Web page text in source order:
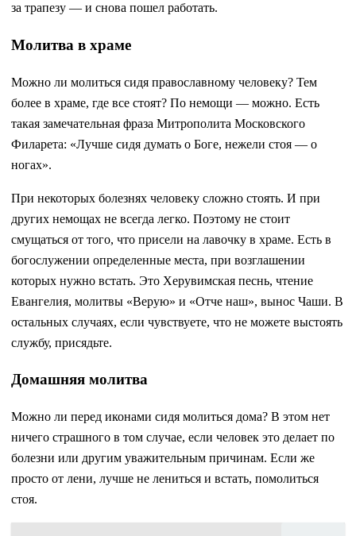
за трапезу — и снова пошел работать.
Молитва в храме
Можно ли молиться сидя православному человеку? Тем
более в храме, где все стоят? По немощи — можно. Есть
такая замечательная фраза Митрополита Московского
Филарета: «Лучше сидя думать о Боге, нежели стоя — о
ногах».
При некоторых болезнях человеку сложно стоять. И при
других немощах не всегда легко. Поэтому не стоит
смущаться от того, что присели на лавочку в храме. Есть в
богослужении определенные места, при возглашении
которых нужно встать. Это Херувимская песнь, чтение
Евангелия, молитвы «Верую» и «Отче наш», вынос Чаши. В
остальных случаях, если чувствуете, что не можете выстоять
службу, присядьте.
Домашняя молитва
Можно ли перед иконами сидя молиться дома? В этом нет
ничего страшного в том случае, если человек это делает по
болезни или другим уважительным причинам. Если же
просто от лени, лучше не лениться и встать, помолиться
стоя.